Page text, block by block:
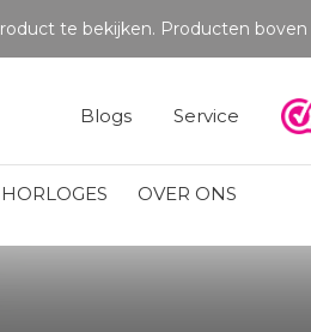
HORLOGES OVER ONS
Blogs Service